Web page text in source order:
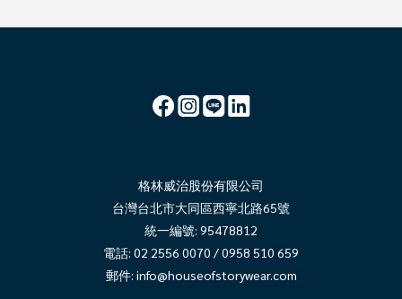
格林威治股份有限公司
台灣台北市大同區西寧北路65號
統一編號: 95478812
電話: 02 2556 0070 / 0958 510 659
郵件: info@houseofstorywear.com